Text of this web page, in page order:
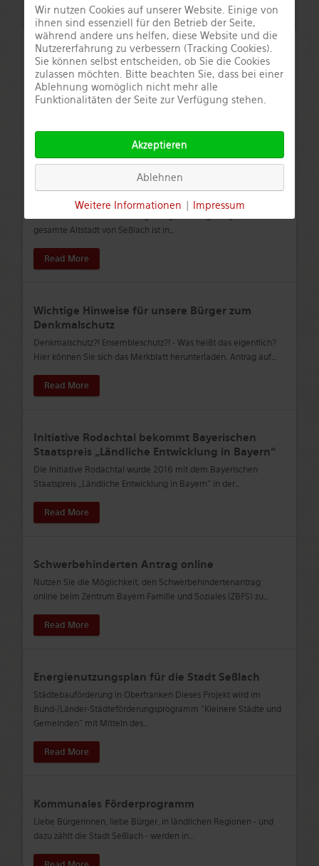
Read More
Integriertes städtebauliche
Entwicklungskonzept (ISEK)
Integriertes städtebauliches Entwicklungskonzept Seßlach (ISEK)
Öffentliche Auslegung nach § 3 Absatz 2 BauGB
Parksituation in der Altstadt von Seßlach
gesamte Altstadt von Seßlach ist in…
Read More
Wichtige Hinweise für unsere Bürger zum
Denkmalschutz
Denkmalschutz?! Ensembleschutz?! - Was heißt das eigentlich?
Hier können Sie sich das Merkblatt herunterladen. Antrag auf…
Read More
Initiative Rodachtal bekommt Bayerischen
Staatspreis „Ländliche Entwicklung in Bayern“
Die Initiative Rodachtal wurde 2016 mit dem Bayerischen
Staatspreis „Ländliche Entwicklung in Bayern“ in der…
Read More
Schwerbehinderten Antrag online
Nutzen Sie die Möglichkeit, den Schwerbehindertenantrag
online beim Zentrum Bayern Familie und Soziales (ZBFS) zu…
Read More
Energienutzungsplan für die Stadt Seßlach
Städtebauförderung in Oberfranken Dieses Projekt wird im
Bund-/Länder-Städteförderungsprogramm "Kleinere Städte und
Gemeinden" mit Mitteln des…
Read More
Kommunales Förderprogramm
Liebe Bürgerinnen, liebe Bürger, in ländlichen Regionen - und
dazu zählt die Stadt Seßlach - werden in…
Wir nutzen Cookies auf unserer Website. Einige von
ihnen sind essenziell für den Betrieb der Seite,
während andere uns helfen, diese Website und die
Nutzererfahrung zu verbessern (Tracking Cookies).
Sie können selbst entscheiden, ob Sie die Cookies
zulassen möchten. Bitte beachten Sie, dass bei einer
Ablehnung womöglich nicht mehr alle
Funktionalitäten der Seite zur Verfügung stehen.
Akzeptieren
Ablehnen
Weitere Informationen | Impressum